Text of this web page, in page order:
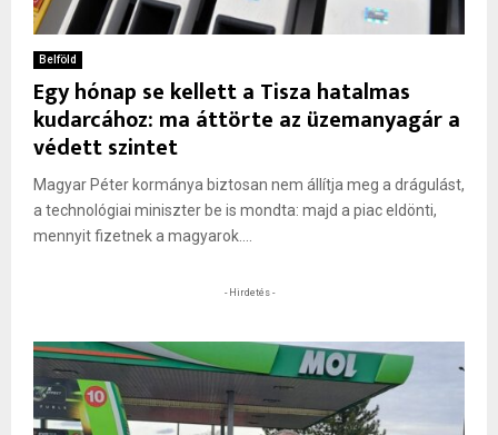
Belföld
Egy hónap se kellett a Tisza hatalmas
kudarcához: ma áttörte az üzemanyagár a
védett szintet
Magyar Péter kormánya biztosan nem állítja meg a drágulást,
a technológiai miniszter be is mondta: majd a piac eldönti,
mennyit fizetnek a magyarok....
- Hirdetés -